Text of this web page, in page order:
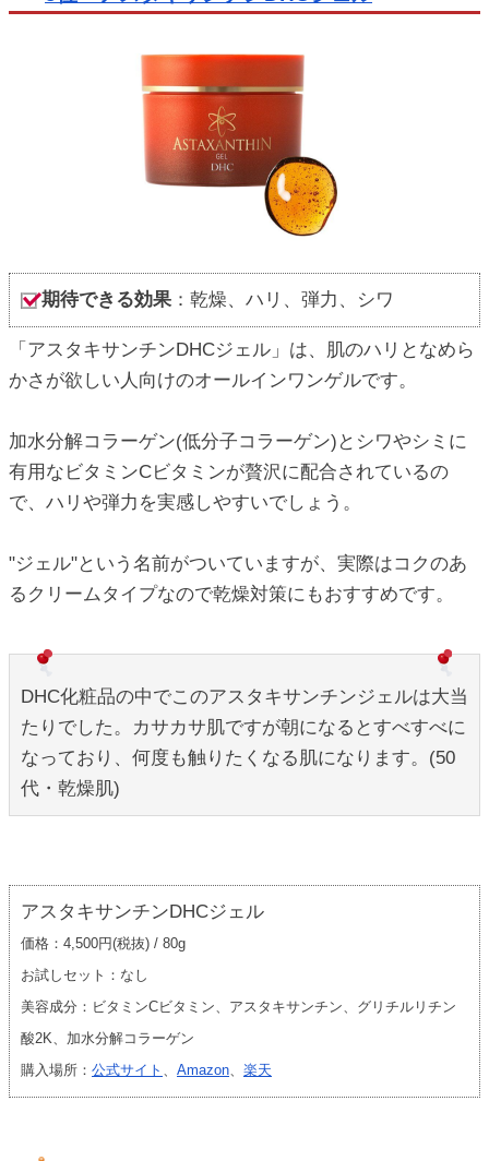
期待できる効果 ：乾燥、ハリ、弾力、シワ
「アスタキサンチンDHCジェル」は、肌のハリとなめら
かさが欲しい人向けのオールインワンゲルです。
加水分解コラーゲン(低分子コラーゲン)とシワやシミに
有用なビタミンCビタミンが贅沢に配合されているの
で、ハリや弾力を実感しやすいでしょう。
"ジェル"という名前がついていますが、実際はコクのあ
るクリームタイプなので乾燥対策にもおすすめです。
DHC化粧品の中でこのアスタキサンチンジェルは大当
たりでした。カサカサ肌ですが朝になるとすべすべに
なっており、何度も触りたくなる肌になります。(50
代・乾燥肌)
アスタキサンチンDHCジェル
価格：4,500円(税抜) / 80g
お試しセット：なし
美容成分：ビタミンCビタミン、アスタキサンチン、グリチルリチン
酸2K、加水分解コラーゲン
購入場所： 公式サイト 、 Amazon、 楽天